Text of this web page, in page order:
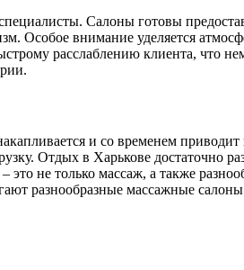
Салоны готовы
Особое внимание уделяется
расслаблению клиента, что
и со временем
Отдых в Харькове
не только массаж, а также
разнообразные массажные